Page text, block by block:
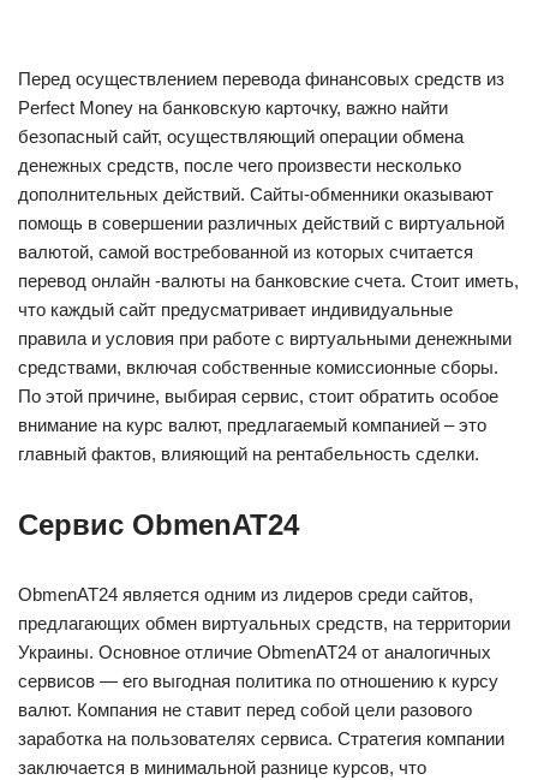
Перед осуществлением перевода финансовых средств из
Perfect Money на банковскую карточку, важно найти
безопасный сайт, осуществляющий операции обмена
денежных средств, после чего произвести несколько
дополнительных действий. Сайты-обменники оказывают
помощь в совершении различных действий с виртуальной
валютой, самой востребованной из которых считается
перевод онлайн -валюты на банковские счета. Стоит иметь,
что каждый сайт предусматривает индивидуальные
правила и условия при работе с виртуальными денежными
средствами, включая собственные комиссионные сборы.
По этой причине, выбирая сервис, стоит обратить особое
внимание на курс валют, предлагаемый компанией – это
главный фактов, влияющий на рентабельность сделки.
Сервис ObmenAT24
ObmenAT24 является одним из лидеров среди сайтов,
предлагающих обмен виртуальных средств, на территории
Украины. Основное отличие ObmenAT24 от аналогичных
сервисов — его выгодная политика по отношению к курсу
валют. Компания не ставит перед собой цели разового
заработка на пользователях сервиса. Стратегия компании
заключается в минимальной разнице курсов, что